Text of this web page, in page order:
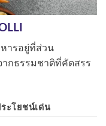
ารอยู่ที่ส่วน
กธรรมชาติที่คัดสรร
ะโยชน์เด่น